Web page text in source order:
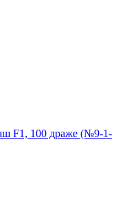
F1, 100 драже (№9-1-